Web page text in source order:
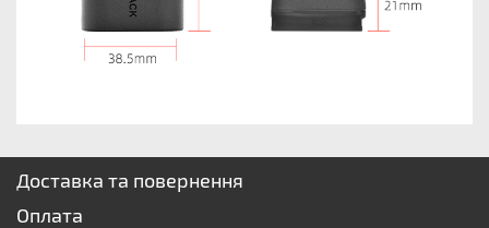
Доставка та повернення
Оплата